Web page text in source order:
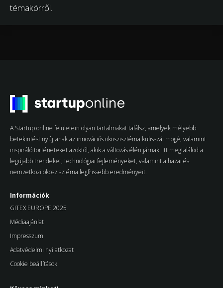
témakörről.
A Startup online felületein olyan tartalmakat találsz, amelyek mélyebb
betekintést nyújtanak az innovációs ökoszisztéma kulisszái mögé, valamint
inspiráló történeteket azoktól, akik a változás élén járnak. Itt megtalálod a
legújabb trendeket, technológiai fejleményeket, valamint a hazai és
nemzetközi ökoszisztéma legfrissebb eredményeit.
Információk
GITEX EUROPE 2025
Médiaajánlat
Impresszum
Adatvédelmi nyilatkozat
Cookie beállítások